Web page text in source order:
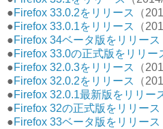
●Firefox 33.0.2をリリース
（
●Firefox 33.0.1をリリース
（
●Firefox 34ベータ版をリリース
●Firefox 33.0の正式版をリリー
●Firefox 32.0.3をリリース
（
●Firefox 32.0.2をリリース
（
●Firefox 32.0.1最新版をリリー
●Firefox 32の正式版をリリース
●Firefox 33ベータ版をリリース